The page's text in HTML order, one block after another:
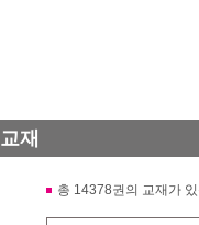
교재
총 14378권의 교재가